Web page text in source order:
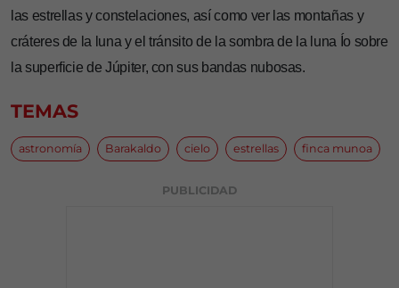
las estrellas y constelaciones, así como ver las montañas y
cráteres de la luna y el tránsito de la sombra de la luna Ío sobre
la superficie de Júpiter, con sus bandas nubosas.
TEMAS
astronomía Barakaldo cielo estrellas finca munoa
PUBLICIDAD